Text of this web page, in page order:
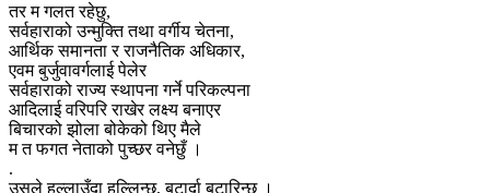
तर म गलत रहेछु,
सर्वहाराको उन्मुक्ति तथा वर्गीय चेतना,
आर्थिक समानता र राजनैतिक अधिकार,
एवम बुर्जुवावर्गलाई पेलेर
सर्वहाराको राज्य स्थापना गर्ने परिकल्पना
आदिलाई वरिपरि राखेर लक्ष्य बनाएर
बिचारको झोला बोकेको थिए मैले
म त फगत नेताको पुच्छर वनेछुँ ।
.
उसले हल्लाउँदा हल्लिन्छु, बटार्दा बटारिन्छु ।